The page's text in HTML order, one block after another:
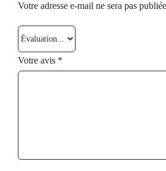
Votre adresse e-mail ne sera pas
Votre avis *